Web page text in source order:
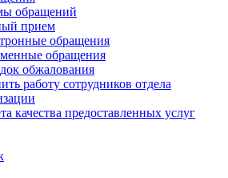
обращений
прием
обращения
обращения
обжалования
работу сотрудников отдела
качества предоставленных услуг